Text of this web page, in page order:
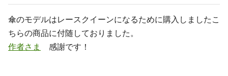
傘のモデルはレースクイーンになるために購入しましたこ
ちらの商品に付随しておりました。
作者さま
感謝です！